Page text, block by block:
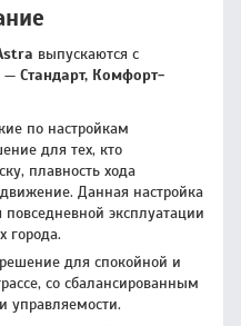
выпускаются с
— Стандарт, Комфорт-
по настройкам
для тех, кто
плавность хода
Данная настройка
эксплуатации
города.
для спокойной и
со сбалансированным
управляемости.